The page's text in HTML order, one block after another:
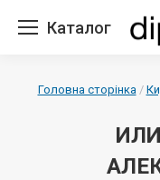
Каталог
Головна сторінка/